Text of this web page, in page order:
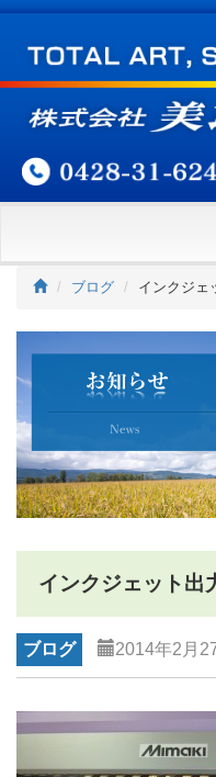
ブログ インクジェ
インクジェット出
ブログ 2014年2月